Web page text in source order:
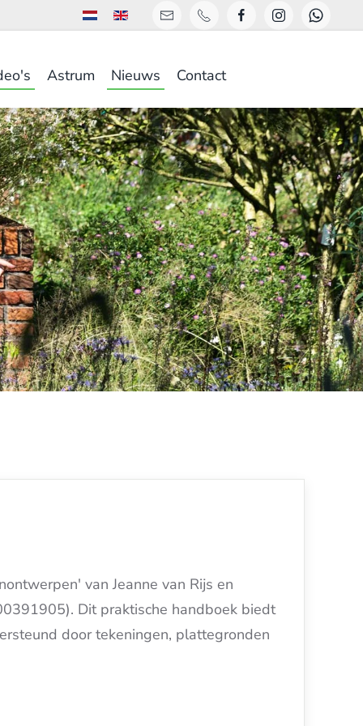
Astrum Nieuws Contact
van Jeanne van Rijs en
Dit praktische handboek biedt
door tekeningen, plattegronden